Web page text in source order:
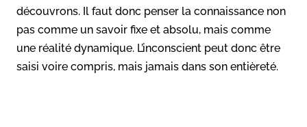
découvrons. Il faut donc penser la connaissance non
pas comme un savoir fixe et absolu, mais comme
une réalité dynamique. L’inconscient peut donc être
saisi voire compris, mais jamais dans son entièreté.